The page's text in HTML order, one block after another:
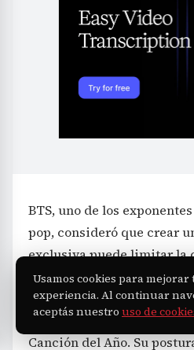
BTS, uno de los
pop, consideró que crear
exclusiva puede limitar la
artistas asiáticos a una
restando oportunidades
categorías generales como
Canción del Año. Su
Usamos cookies para mejorar
experiencia. Al continuar
aceptás nuestro uso de